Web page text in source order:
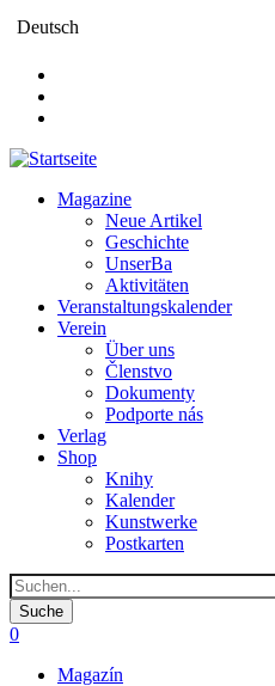
Direkt
Deutsch
navigation
Magazine
Neue Artikel
Geschichte
UnserBa
Aktivitäten
Veranstaltungskalender
Verein
Über uns
Členstvo
Dokumenty
Podporte nás
Verlag
Shop
Knihy
Kalender
Kunstwerke
Postkarten
0
Magazín